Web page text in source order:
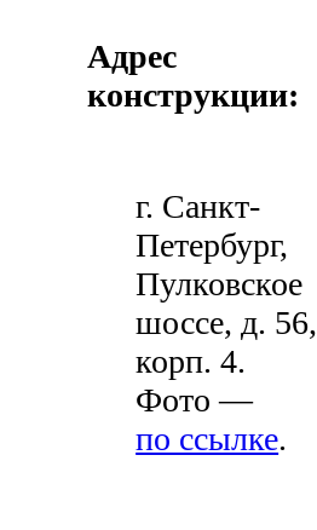
Адрес
конструкции:
г. Санкт-
Петербург,
Пулковское
шоссе, д. 56,
корп. 4.
Фото —
по ссылке.